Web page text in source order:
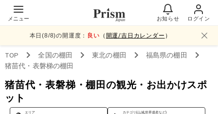
メニュー お知らせ ログイン
本日(8/8)の開運度： 良い （ 開運/吉日カレンダー ）
TOP 全国の棚田 東北の棚田 福島県の棚田
猪苗代・表磐梯の棚田
猪苗代・表磐梯・棚田の観光・お出かけスポ
ット
エリア カテゴリ(山,城,世界遺産など)